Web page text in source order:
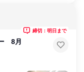
8月
締切：明日まで